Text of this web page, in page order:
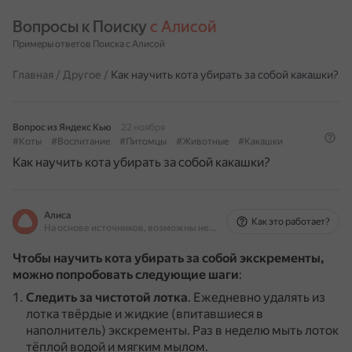
Вопросы к Поиску с Алисой
Примеры ответов Поиска с Алисой
Главная / Другое / Как научить кота убирать за собой какашки?
Вопрос из Яндекс Кью
22 ноября
#Коты
#Воспитание #Питомцы #Животные #Какашки
Как научить кота убирать за собой какашки?
Алиса
На основе источников, возможны неточности
Как это работает?
Чтобы научить кота убирать за собой экскременты,
можно попробовать следующие шаги:
Следить за чистотой лотка. Ежедневно удалять из
лотка твёрдые и жидкие (впитавшиеся в
наполнитель) экскременты. Раз в неделю мыть лоток
тёплой водой и мягким мылом.